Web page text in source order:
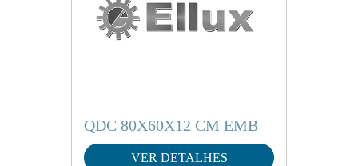
QDC 80X60X12 CM EMB
VER DETALHES